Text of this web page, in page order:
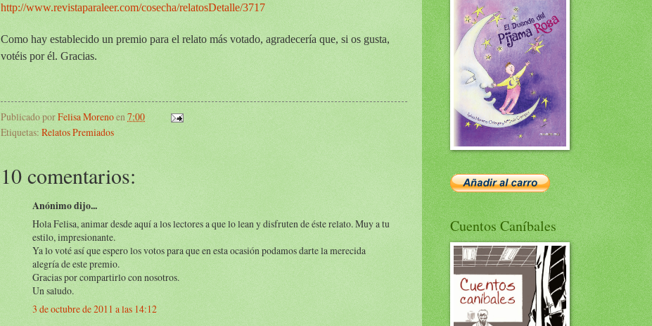
http://www.revistaparaleer.com/cosecha/relatosDetalle/3717
Como hay establecido un premio para el relato más votado, agradecería que, si os gusta,
votéis por él. Gracias.
Publicado porFelisa Morenoen 7:00
Etiquetas: Relatos Premiados
10 comentarios:
Anónimo dijo...
Hola Felisa, animar desde aquí a los lectores a que lo lean y disfruten de éste relato. Muy a tu
estilo, impresionante.
Ya lo voté así que espero los votos para que en esta ocasión podamos darte la merecida
alegría de este premio.
Gracias por compartirlo con nosotros.
Un saludo.
3 de octubre de 2011 a las 14:12
Cuentos Caníbales